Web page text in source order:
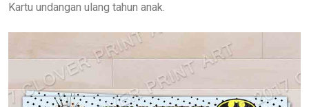
Kartu undangan ulang tahun anak.